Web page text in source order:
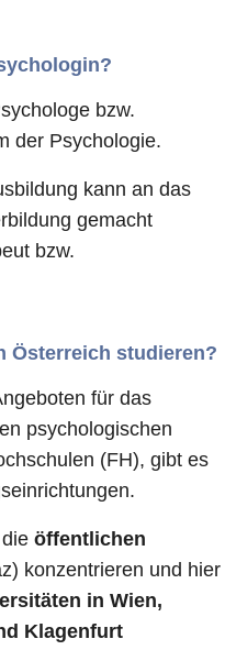
bzw.
der Psychologie.
kann an das
gemacht
bzw.
Österreich studieren?
für das
psychologischen
(FH), gibt es
öffentlichen
konzentrieren und hier
in Wien,
Klagenfurt